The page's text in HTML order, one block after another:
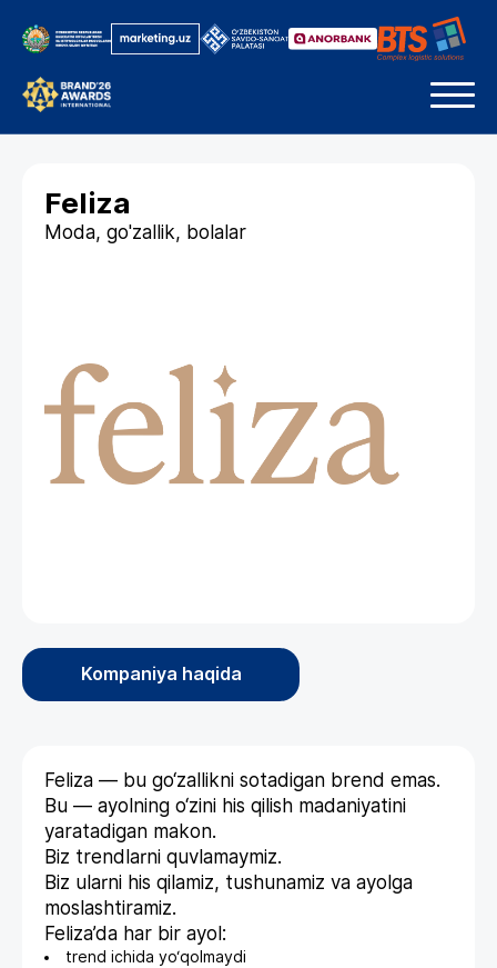
Feliza
Moda, go'zallik, bolalar
Kompaniya haqida
Feliza — bu go‘zallikni sotadigan brend emas.
Bu — ayolning o‘zini his qilish madaniyatini
yaratadigan makon.
Biz trendlarni quvlamaymiz.
Biz ularni his qilamiz, tushunamiz va ayolga
moslashtiramiz.
Feliza’da har bir ayol:
trend ichida yo‘qolmaydi